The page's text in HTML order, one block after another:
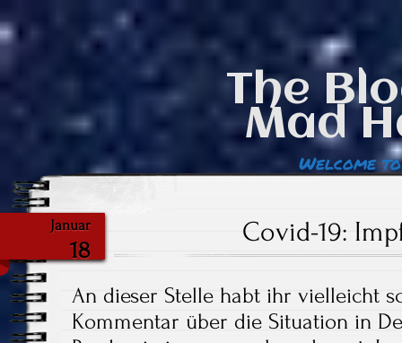
The
Mad
Welcome
Januar
18
Covid-19:
An dieser Stelle habt ihr vielleicht
Kommentar über die Situation in